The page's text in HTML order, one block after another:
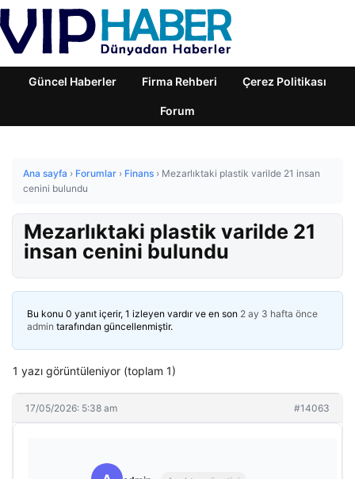
Güncel Haberler Firma Rehberi Çerez Politikası
Forum
Ana sayfa › Forumlar › Finans › Mezarlıktaki plastik varilde 21 insan
cenini bulundu
Mezarlıktaki plastik varilde 21
insan cenini bulundu
Bu konu 0 yanıt içerir, 1 izleyen vardır ve en son 2 ay 3 hafta önce
admin tarafından güncellenmiştir.
1 yazı görüntüleniyor (toplam 1)
17/05/2026: 5:38 am #14063